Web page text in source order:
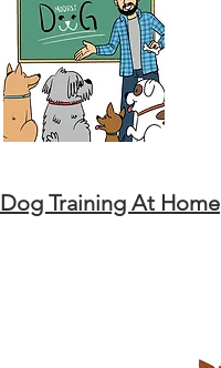
Dog Training At Home